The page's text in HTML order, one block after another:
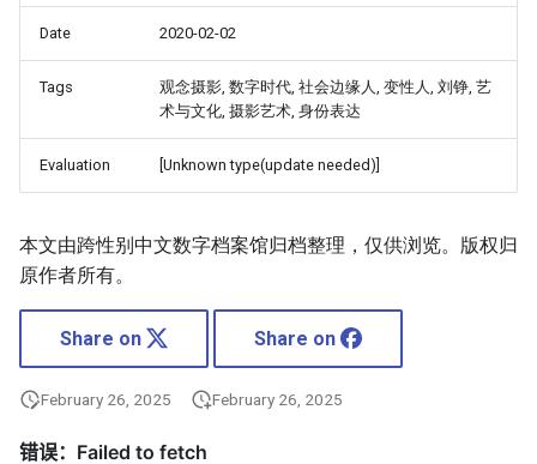
Date 2020-02-02
Tags
观念摄影, 数字时代, 社会边缘人, 变性人, 刘铮, 艺
术与文化, 摄影艺术, 身份表达
Evaluation [Unknown type(update needed)]
本文由跨性别中文数字档案馆归档整理，仅供浏览。版权归
原作者所有。
Share on Share on
February 26, 2025 February 26, 2025